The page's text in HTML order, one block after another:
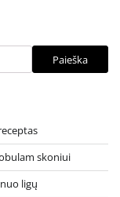
Paieška
skoniui
ligų